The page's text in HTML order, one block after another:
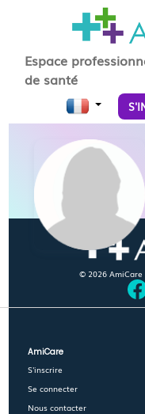
Espace
de santé
© 2026 AmiCare
AmiCare
S'inscrire
Se connecter
Nous contacter